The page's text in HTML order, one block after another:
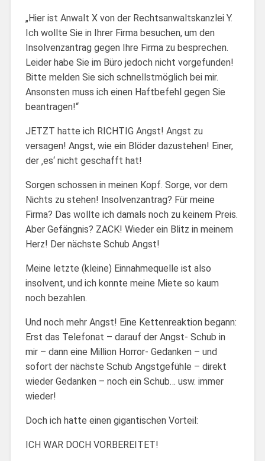
„Hier ist Anwalt X von der Rechtsanwaltskanzlei Y.
Ich wollte Sie in Ihrer Firma besuchen, um den
Insolvenzantrag gegen Ihre Firma zu besprechen.
Leider habe Sie im Büro jedoch nicht vorgefunden!
Bitte melden Sie sich schnellstmöglich bei mir.
Ansonsten muss ich einen Haftbefehl gegen Sie
beantragen!“
JETZT hatte ich RICHTIG Angst! Angst zu
versagen! Angst, wie ein Blöder dazustehen! Einer,
der ‚es‘ nicht geschafft hat!
Sorgen schossen in meinen Kopf. Sorge, vor dem
Nichts zu stehen! Insolvenzantrag? Für meine
Firma? Das wollte ich damals noch zu keinem Preis.
Aber Gefängnis? ZACK! Wieder ein Blitz in meinem
Herz! Der nächste Schub Angst!
Meine letzte (kleine) Einnahmequelle ist also
insolvent, und ich konnte meine Miete so kaum
noch bezahlen.
Und noch mehr Angst! Eine Kettenreaktion begann:
Erst das Telefonat – darauf der Angst- Schub in
mir – dann eine Million Horror- Gedanken – und
sofort der nächste Schub Angstgefühle – direkt
wieder Gedanken – noch ein Schub… usw. immer
wieder!
Doch ich hatte einen gigantischen Vorteil:
ICH WAR DOCH VORBEREITET!